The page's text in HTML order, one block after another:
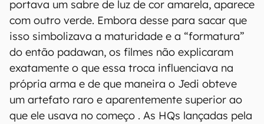
portava um sabre de luz de cor amarela, aparece
com outro verde. Embora desse para sacar que
isso simbolizava a maturidade e a “formatura”
do então padawan, os filmes não explicaram
exatamente o que essa troca influenciava na
própria arma e de que maneira o Jedi obteve
um artefato raro e aparentemente superior ao
que ele usava no começo . As HQs lançadas pela